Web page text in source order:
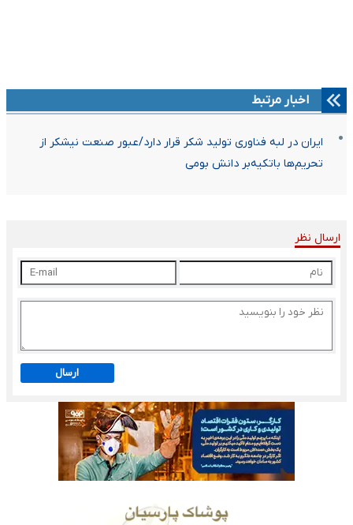
اخبار مرتبط
ایران در لبه فناوری تولید شکر قرار دارد/عبور صنعت نیشکر از
تحریم‌ها باتکیه‌بر دانش بومی
ارسال نظر
ارسال